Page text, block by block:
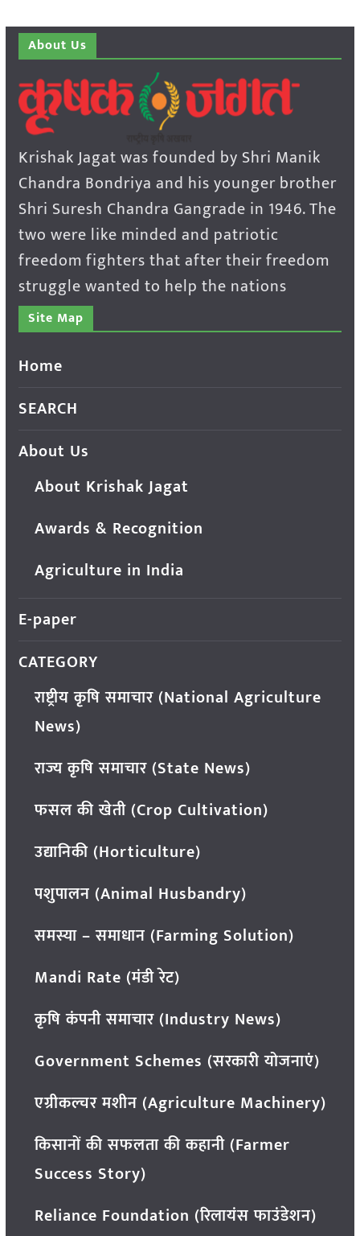
About Us
Krishak Jagat was founded by Shri Manik
Chandra Bondriya and his younger brother
Shri Suresh Chandra Gangrade in 1946. The
two were like minded and patriotic
freedom fighters that after their freedom
struggle wanted to help the nations
Site Map
Home
SEARCH
About Us
About Krishak Jagat
Awards & Recognition
Agriculture in India
E-paper
CATEGORY
राष्ट्रीय कृषि समाचार (National Agriculture
News)
राज्य कृषि समाचार (State News)
फसल की खेती (Crop Cultivation)
उद्यानिकी (Horticulture)
पशुपालन (Animal Husbandry)
समस्या – समाधान (Farming Solution)
Mandi Rate (मंडी रेट)
कृषि कंपनी समाचार (Industry News)
Government Schemes (सरकारी योजनाएं)
एग्रीकल्चर मशीन (Agriculture Machinery)
किसानों की सफलता की कहानी (Farmer
Success Story)
Reliance Foundation (रिलायंस फाउंडेशन)